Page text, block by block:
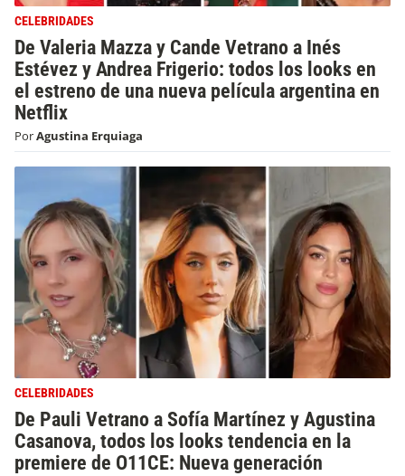
CELEBRIDADES
De Valeria Mazza y Cande Vetrano a Inés
Estévez y Andrea Frigerio: todos los looks en
el estreno de una nueva película argentina en
Netflix
PorAgustina Erquiaga
CELEBRIDADES
De Pauli Vetrano a Sofía Martínez y Agustina
Casanova, todos los looks tendencia en la
premiere de O11CE: Nueva generación